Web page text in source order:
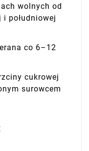
wolnych od
południowej
co 6–12
cukrowej
surowcem